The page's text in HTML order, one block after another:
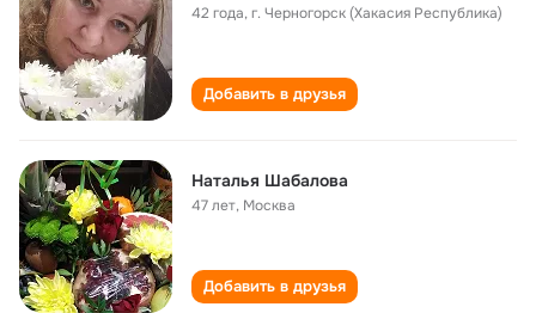
42 года,г. Черногорск (Хакасия Республика)
Добавить в друзья
Наталья Шабалова
47 лет, Москва
Добавить в друзья